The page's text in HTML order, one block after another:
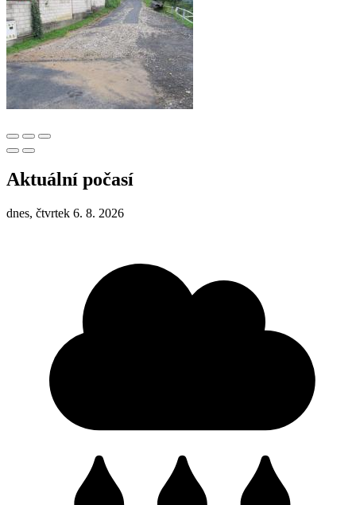
Aktuální počasí
dnes, čtvrtek 6. 8. 2026